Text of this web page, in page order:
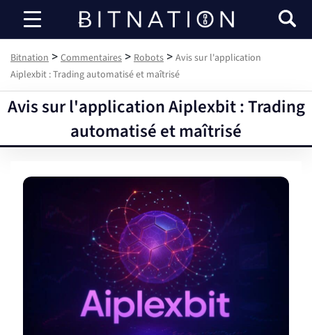
Bitnation
Bitnation > Commentaires > Robots > Avis sur l'application
Aiplexbit : Trading automatisé et maîtrisé
Avis sur l'application Aiplexbit : Trading
automatisé et maîtrisé